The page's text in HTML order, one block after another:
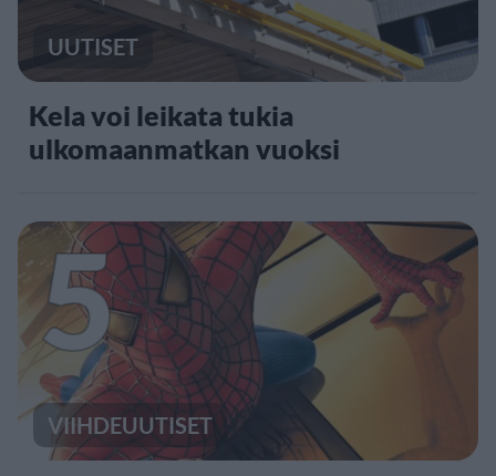
UUTISET
Kela voi leikata tukia
ulkomaanmatkan vuoksi
5
VIIHDEUUTISET